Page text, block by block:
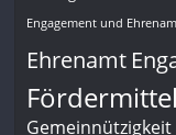
Engagement und
Ehrenamt
Fördermittel
Gemeinnützigkeit